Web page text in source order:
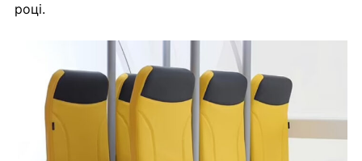
році.